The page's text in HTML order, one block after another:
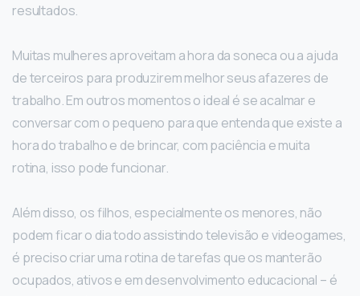
resultados.
Muitas mulheres aproveitam a hora da soneca ou a ajuda
de terceiros para produzirem melhor seus afazeres de
trabalho. Em outros momentos o ideal é se acalmar e
conversar com o pequeno para que entenda que existe a
hora do trabalho e de brincar, com paciência e muita
rotina, isso pode funcionar.
Além disso, os filhos, especialmente os menores, não
podem ficar o dia todo assistindo televisão e videogames,
é preciso criar uma rotina de tarefas que os manterão
ocupados, ativos e em desenvolvimento educacional – é